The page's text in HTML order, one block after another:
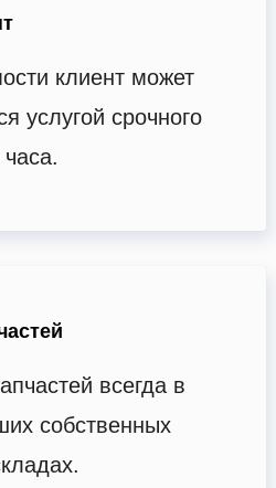
клиент может
услугой срочного
всегда в
собственных